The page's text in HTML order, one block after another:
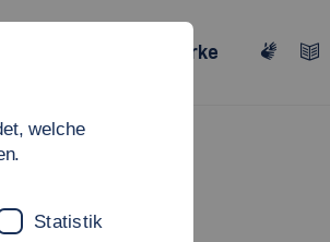
Netzwerke
welche
Statistik